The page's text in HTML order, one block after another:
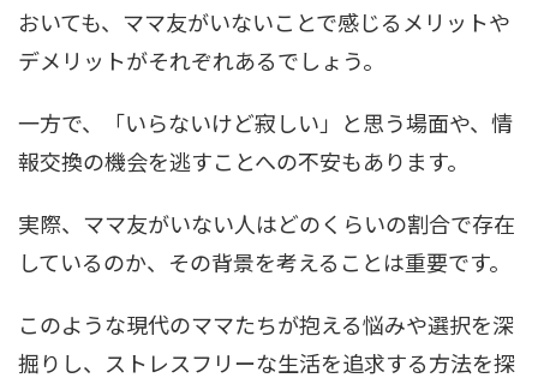
おいても、ママ友がいないことで感じるメリットや
デメリットがそれぞれあるでしょう。
一方で、「いらないけど寂しい」と思う場面や、情
報交換の機会を逃すことへの不安もあります。
実際、ママ友がいない人はどのくらいの割合で存在
しているのか、その背景を考えることは重要です。
このような現代のママたちが抱える悩みや選択を深
掘りし、ストレスフリーな生活を追求する方法を探